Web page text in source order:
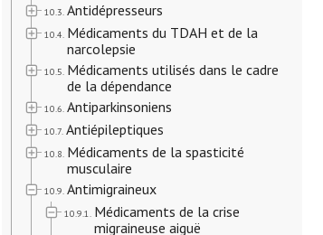
10.3. Antidépresseurs
10.4. Médicaments du TDAH et de la
narcolepsie
10.5. Médicaments utilisés dans le cadre
de la dépendance
10.6. Antiparkinsoniens
10.7. Antiépileptiques
10.8. Médicaments de la spasticité
musculaire
10.9. Antimigraineux
10.9.1. Médicaments de la crise
migraineuse aiguë